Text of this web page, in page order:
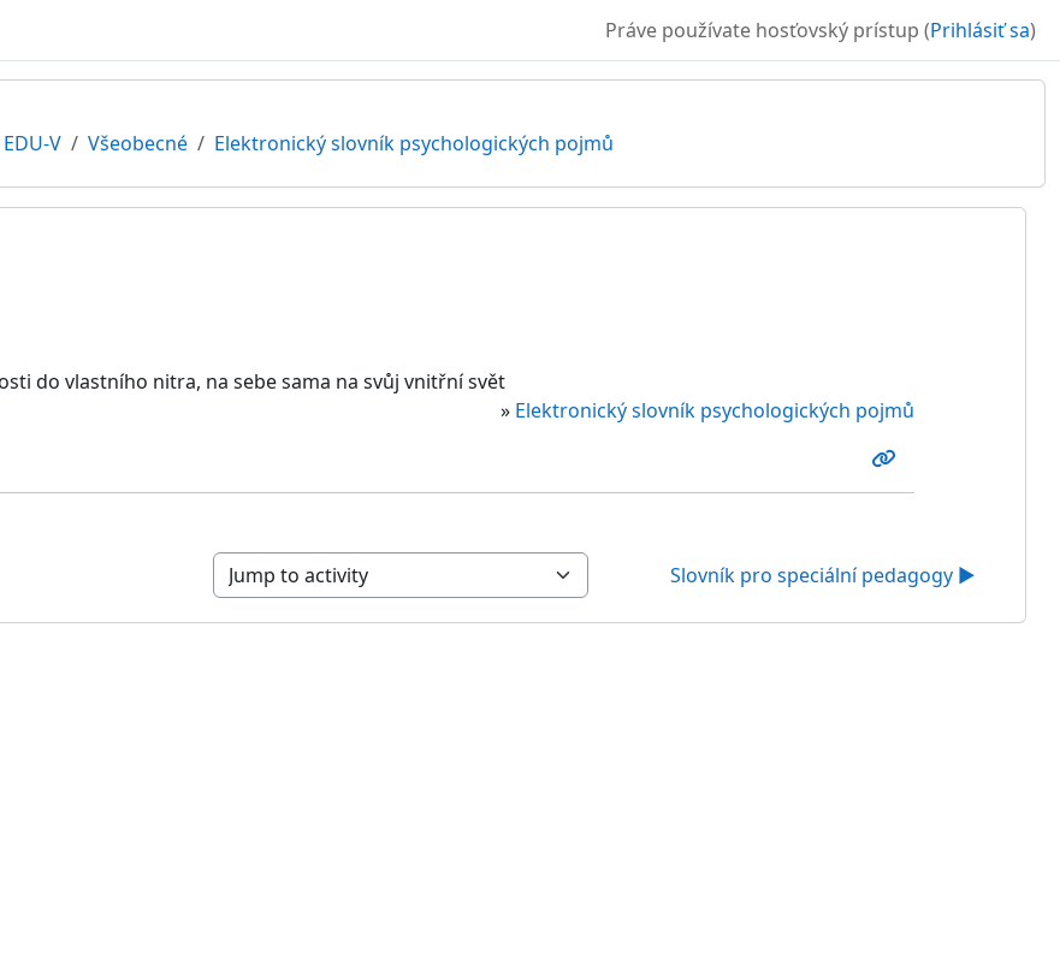
Práve používate hosťovský prístup (Prihlásiť sa)
EDU-V Všeobecné Elektronický slovník psychologických pojmů
do vlastního nitra, na sebe sama na svůj vnitřní svět
» Elektronický slovník psychologických pojmů
Jump to activity Slovník pro speciální pedagogy ▶︎